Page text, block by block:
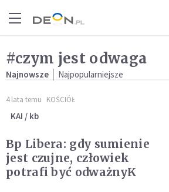
#czym jest odwaga
Najnowsze Najpopularniejsze
4 lata temu KOŚCIÓŁ
KAI / kb
Bp Libera: gdy sumienie
jest czujne, człowiek
potrafi być odważnyK